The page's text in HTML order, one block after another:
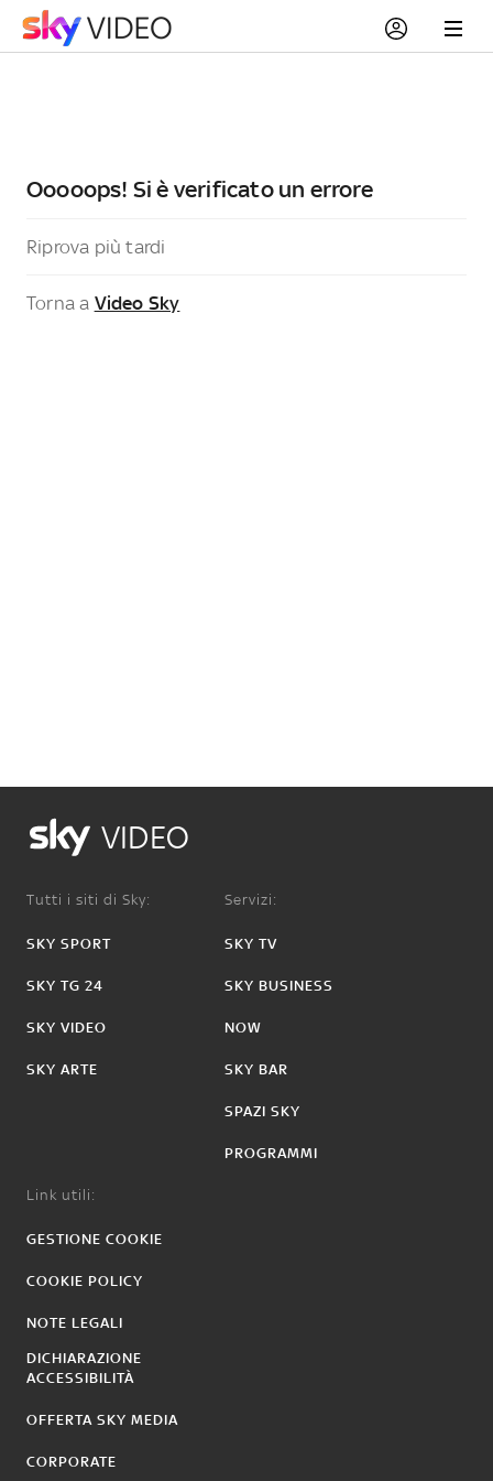
Ooooops! Si è verificato un errore
Riprova più tardi
Torna a Video Sky
VIDEO
Tutti i siti di Sky:
SKY SPORT
SKY TG 24
SKY VIDEO
SKY ARTE
Servizi:
SKY TV
SKY BUSINESS
NOW
SKY BAR
SPAZI SKY
PROGRAMMI
Link utili:
GESTIONE COOKIE
COOKIE POLICY
NOTE LEGALI
DICHIARAZIONE
ACCESSIBILITÀ
OFFERTA SKY MEDIA
CORPORATE